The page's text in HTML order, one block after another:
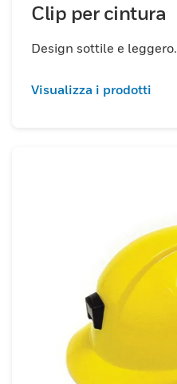
Clip per cintura
Design sottile e leggero.
Visualizza i prodotti